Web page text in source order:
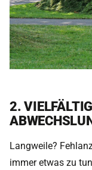
2.
Langweile?
immer etwas zu